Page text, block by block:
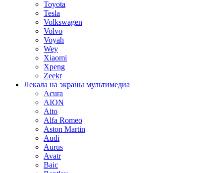
Toyota
Tesla
Volkswagen
Volvo
Voyah
Wey
Xiaomi
Xpeng
Zeekr
Лекала на экраны мультимедиа
Acura
AION
Aito
Alfa Romeo
Aston Martin
Audi
Aurus
Avatr
Baic